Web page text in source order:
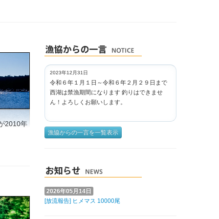
2010年
2023年12月31日
令和６年１月１日～令和６年２月２９日まで
西湖は禁漁期間になります 釣りはできませ
ん！よろしくお願いします。
漁協からの一言を一覧表示
2026年05月14日
[放流報告] ヒメマス 10000尾